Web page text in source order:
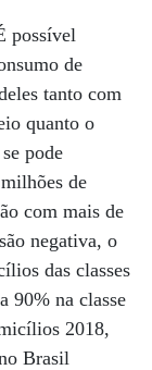
possível
de
tanto com
quanto o
pode
de
com mais de
negativa, o
das classes
90% na classe
2018,
Brasil